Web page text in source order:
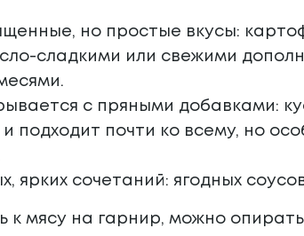
но простые вкусы:
сладкими или свежими
с пряными добавками:
и подходит почти ко всему, но
ярких сочетаний: ягодных
к мясу на гарнир, можно